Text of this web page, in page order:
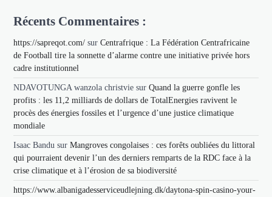
Récents Commentaires :
https://sapreqot.com/ surCentrafrique : La Fédération Centrafricaine
de Football tire la sonnette d’alarme contre une initiative privée hors
cadre institutionnel
NDAVOTUNGA wanzola christvie surQuand la guerre gonfle les
profits : les 11,2 milliards de dollars de TotalEnergies ravivent le
procès des énergies fossiles et l’urgence d’une justice climatique
mondiale
Isaac Bandu surMangroves congolaises : ces forêts oubliées du littoral
qui pourraient devenir l’un des derniers remparts de la RDC face à la
crise climatique et à l’érosion de sa biodiversité
https://www.albanigadesserviceudlejning.dk/daytona-spin-casino-your-